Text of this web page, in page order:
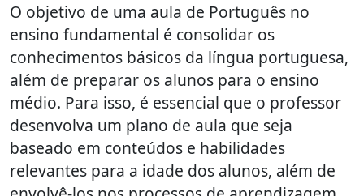
O objetivo de uma aula de Português no
ensino fundamental é consolidar os
conhecimentos básicos da língua portuguesa,
além de preparar os alunos para o ensino
médio. Para isso, é essencial que o professor
desenvolva um plano de aula que seja
baseado em conteúdos e habilidades
relevantes para a idade dos alunos, além de